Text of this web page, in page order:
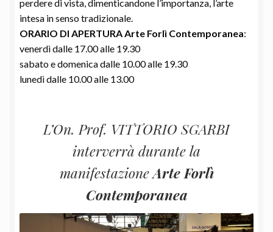
perdere di vista, dimenticandone l’importanza, l’arte
intesa in senso tradizionale.
ORARIO DI APERTURA Arte Forlì Contemporanea:
venerdì dalle 17.00 alle 19.30
sabato e domenica dalle 10.00 alle 19.30
lunedì dalle 10.00 alle 13.00
L’On. Prof. VITTORIO SGARBI
interverrà durante la
manifestazioneArte Forlì
Contemporanea